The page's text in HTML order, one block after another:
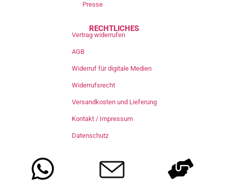
Presse
RECHTLICHES
Vertrag widerrufen
AGB
Widerruf für digitale Medien
Widerrufsrecht
Versandkosten und Lieferung
Kontakt / Impressum
Datenschutz